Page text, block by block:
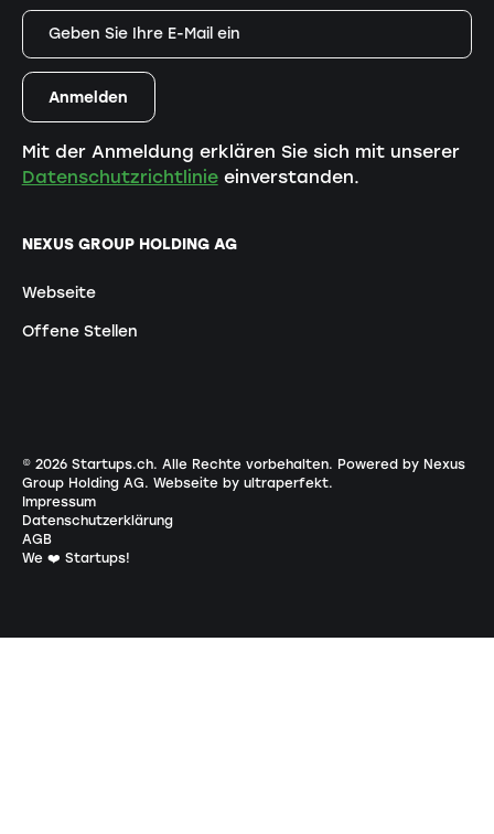
NEXUS GROUP HOLDING AG
Webseite
Offene Stellen
Mit der Anmeldung erklären Sie sich mit unserer
Datenschutzrichtlinieeinverstanden.
© 2026Startups.ch. Alle Rechte vorbehalten. Powered by Nexus
Group Holding AG. Webseite by ultraperfekt.
Impressum
Datenschutzerklärung
AGB
We ❤️ Startups!